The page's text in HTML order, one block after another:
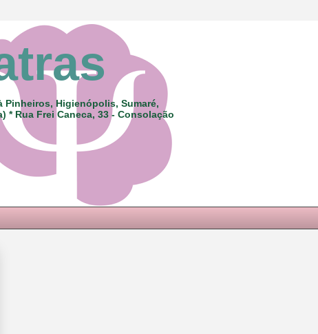
Pinheiros, Higienópolis, Sumaré,
* Rua Frei Caneca, 33 - Consolação